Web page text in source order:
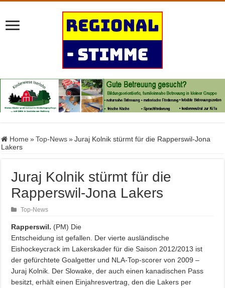
Home » Top-News » Juraj Kolnik stürmt für die Rapperswil-Jona
Lakers
Juraj Kolnik stürmt für die
Rapperswil-Jona Lakers
Top-News
Rapperswil. (PM) Die
Entscheidung ist gefallen. Der vierte ausländische
Eishockeycrack im Lakerskader für die Saison 2012/2013 ist
der gefürchtete Goalgetter und NLA-Top-scorer von 2009 –
Juraj Kolnik. Der Slowake, der auch einen kanadischen Pass
besitzt, erhält einen Einjahresvertrag, den die Lakers per